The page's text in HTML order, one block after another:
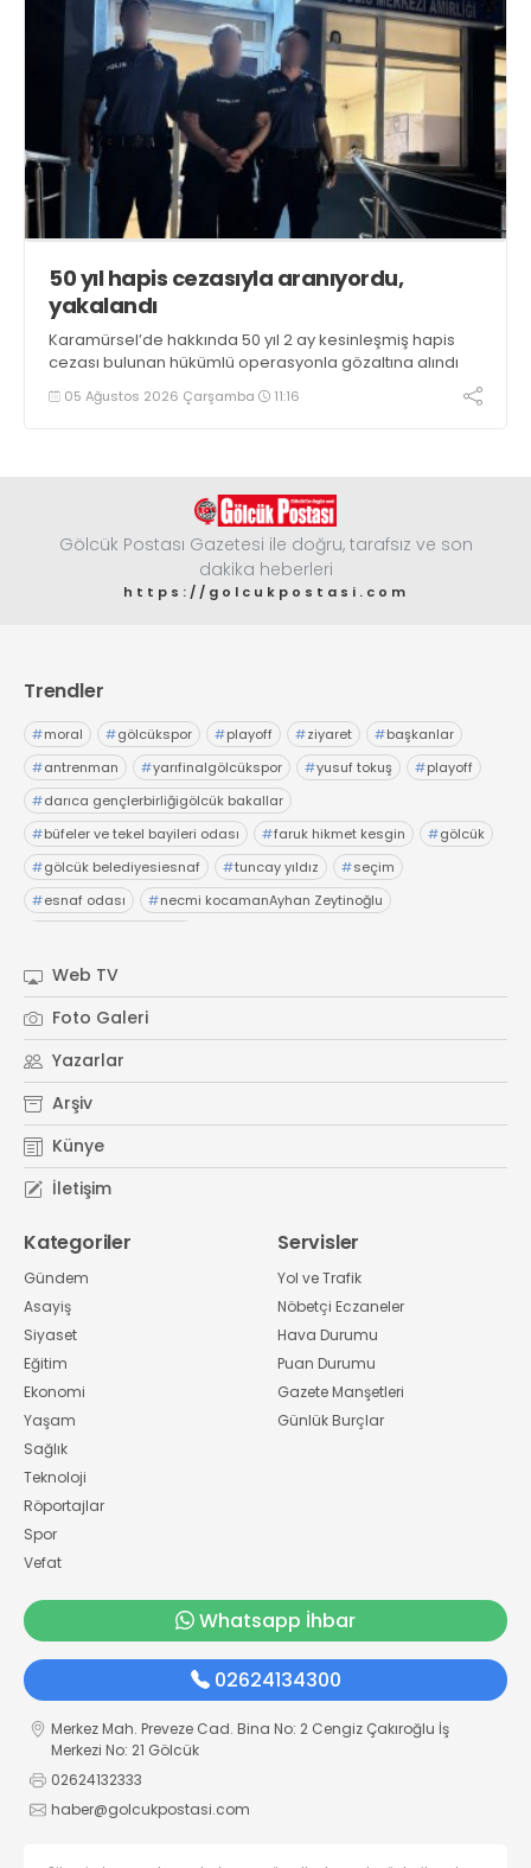
50 yıl hapis cezasıyla aranıyordu,
yakalandı
Karamürsel’de hakkında 50 yıl 2 ay kesinleşmiş hapis
cezası bulunan hükümlü operasyonla gözaltına alındı
05 Ağustos 2026 Çarşamba 11:16
Gölcük Postası Gazetesi ile doğru, tarafsız ve son
dakika heberleri
https://golcukpostasi.com
Trendler
#moral #gölcükspor #playoff #ziyaret #başkanlar
#antrenman #yarıfinalgölcükspor #yusuf tokuş #playoff
#darıca gençlerbirliğigölcük bakallar
#büfeler ve tekel bayileri odası #faruk hikmet kesgin #gölcük
#gölcük belediyesiesnaf #tuncay yıldız #seçim
#esnaf odası #necmi kocamanAyhan Zeytinoğlu
Web TV
Foto Galeri
Yazarlar
Arşiv
Künye
İletişim
Kategoriler
Gündem
Asayiş
Siyaset
Eğitim
Ekonomi
Yaşam
Sağlık
Teknoloji
Röportajlar
Spor
Vefat
Servisler
Yol ve Trafik
Nöbetçi Eczaneler
Hava Durumu
Puan Durumu
Gazete Manşetleri
Günlük Burçlar
Whatsapp İhbar
02624134300
Merkez Mah. Preveze Cad. Bina No: 2 Cengiz Çakıroğlu İş
Merkezi No: 21 Gölcük
02624132333
haber@golcukpostasi.com